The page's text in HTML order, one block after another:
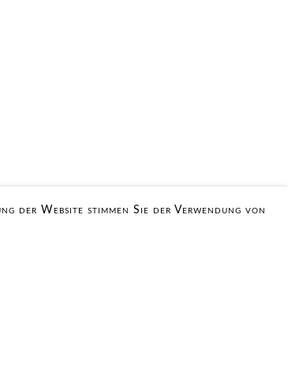
der Website stimmen Sie der Verwendung von